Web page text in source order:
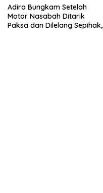
Adira Bungkam Setelah
Motor Nasabah Ditarik
Paksa dan Dilelang Sepihak,